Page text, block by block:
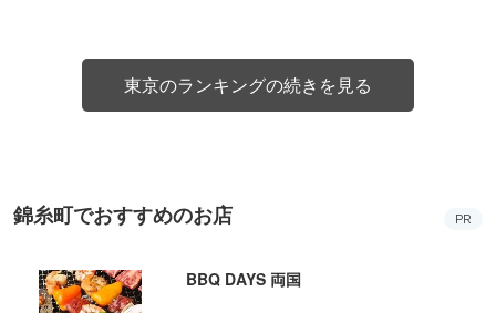
東京のランキングの続きを見る
錦糸町でおすすめのお店 PR
BBQ DAYS 両国